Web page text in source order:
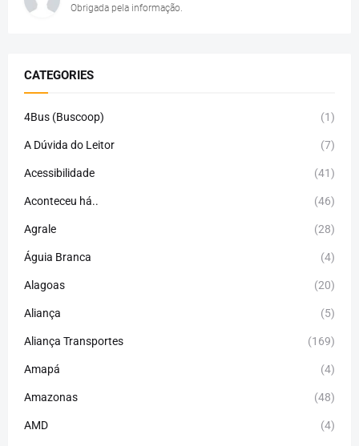
Obrigada pela informação.
CATEGORIES
4Bus (Buscoop) (1)
A Dúvida do Leitor (7)
Acessibilidade (41)
Aconteceu há.. (46)
Agrale (28)
Águia Branca (4)
Alagoas (20)
Aliança (5)
Aliança Transportes (169)
Amapá (4)
Amazonas (48)
AMD (4)